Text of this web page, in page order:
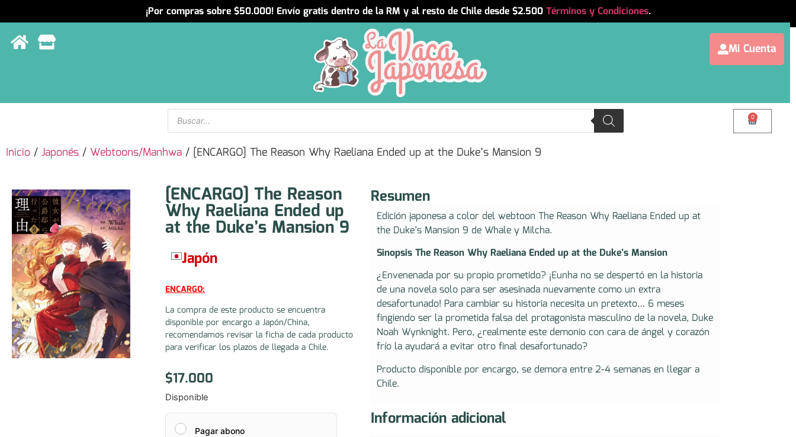
¡Por compras sobre $50.000! Envío gratis dentro de la RM y al resto de Chile desde $2.500 Términos y Condiciones.
Mi Cuenta
0
Inicio / Japonés / Webtoons/Manhwa / [ENCARGO] The Reason Why Raeliana Ended up at the Duke’s Mansion 9
[ENCARGO] The Reason
Why Raeliana Ended up
at the Duke’s Mansion 9
Japón
ENCARGO:
La compra de este producto se encuentra
disponible por encargo a Japón/China,
recomendamos revisar la ficha de cada producto
para verificar los plazos de llegada a Chile.
$17.000
Disponible
Pagar abono
Resumen
Edición japonesa a color del webtoon The Reason Why Raeliana Ended up at
the Duke’s Mansion 9 de Whale y Milcha.
Sinopsis The Reason Why Raeliana Ended up at the Duke’s Mansion
¿Envenenada por su propio prometido? ¡Eunha no se despertó en la historia
de una novela solo para ser asesinada nuevamente como un extra
desafortunado! Para cambiar su historia necesita un pretexto… 6 meses
fingiendo ser la prometida falsa del protagonista masculino de la novela, Duke
Noah Wynknight. Pero, ¿realmente este demonio con cara de ángel y corazón
frío la ayudará a evitar otro final desafortunado?
Producto disponible por encargo, se demora entre 2-4 semanas en llegar a
Chile.
Información adicional